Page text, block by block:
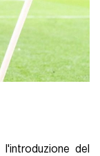
l'introduzione del